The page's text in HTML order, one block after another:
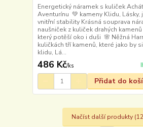
Energetický náramek s kuliček
Aventurínu 💚 kameny Klidu, Lásky,
vnitřní stability Krásná souprava
naušniček z kuliček drahých
který potěší oko i duši 🌸 Něžná
kuličkách tří kamenů, které jako by
klidu, Lá...
486 Kč/ks
Přidat do
Načíst další produkty